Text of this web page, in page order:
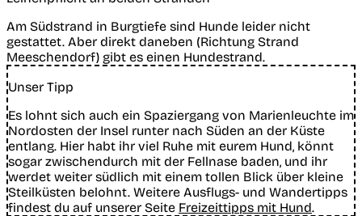
Am Südstrand in Burgtiefe sind Hunde leider nicht
gestattet. Aber direkt daneben (Richtung Strand
Meeschendorf) gibt es einen Hundestrand.
Unser Tipp
Es lohnt sich auch ein Spaziergang von Marienleuchte im
Nordosten der Insel runter nach Süden an der Küste
entlang. Hier habt ihr viel Ruhe mit eurem Hund, könnt
sogar zwischendurch mit der Fellnase baden, und ihr
werdet weiter südlich mit einem tollen Blick über kleine
Steilküsten belohnt. Weitere Ausflugs- und Wandertipps
findest du auf unserer Seite Freizeittipps mit Hund.